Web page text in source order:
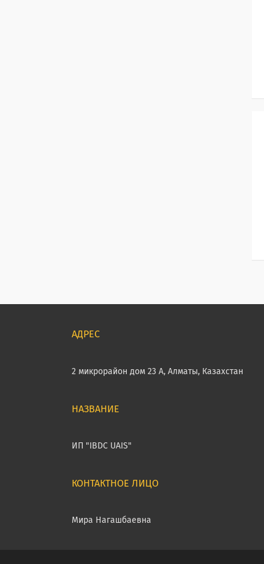
2 микрорайон дом 23 А, Алматы, Казахстан
ИП "IBDC UAIS"
Мира Нагашбаевна